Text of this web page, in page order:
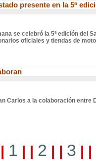
presente en la 5ª
se celebró la 5ª edición del
oficiales y tiendas de
Carlos a la colaboración entre
| 1 | | 2 | | 3 | |